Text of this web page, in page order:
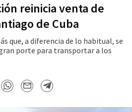
reinicia venta de
de Cuba
que, a diferencia de lo habitual, se
porte para transportar a los